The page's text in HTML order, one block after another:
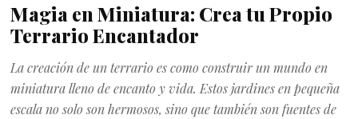
Magia en Miniatura: Crea tu Propio
Terrario Encantador
La creación de un terrario es como construir un mundo en
miniatura lleno de encanto y vida. Estos jardines en pequeña
escala no solo son hermosos, sino que también son fuentes de